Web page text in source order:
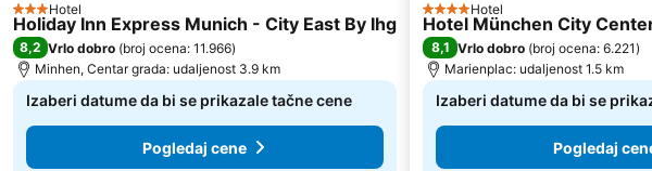
3 Zvezdice
Hotel
Holiday Inn Express Munich - City East By Ihg
8,2 Vrlo dobro (broj ocena: 11.966)
Minhen, Centar grada: udaljenost 3.9 km
Izaberi datume da bi se prikazale tačne cene
Pogledaj cene
4 Zvezdice
Hotel
Hotel München City
8,1 Vrlo dobro (broj ocena: 6.221)
Marienplac: udaljenost 1.5 km
Izaberi datume da bi se
Pogledaj